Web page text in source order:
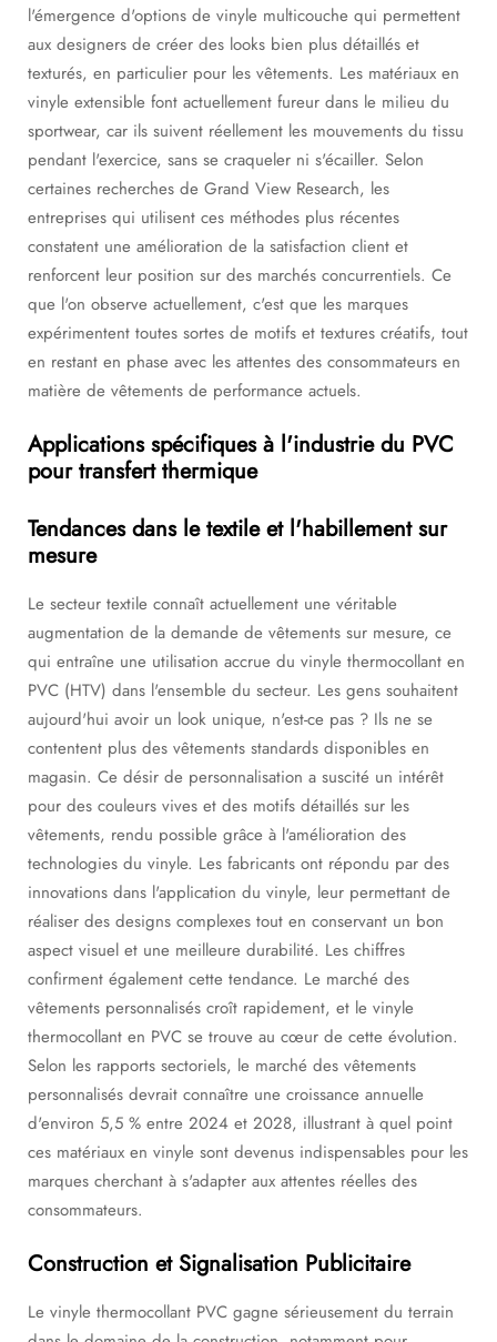
l'émergence d'options de vinyle multicouche qui permettent
aux designers de créer des looks bien plus détaillés et
texturés, en particulier pour les vêtements. Les matériaux en
vinyle extensible font actuellement fureur dans le milieu du
sportwear, car ils suivent réellement les mouvements du tissu
pendant l'exercice, sans se craqueler ni s'écailler. Selon
certaines recherches de Grand View Research, les
entreprises qui utilisent ces méthodes plus récentes
constatent une amélioration de la satisfaction client et
renforcent leur position sur des marchés concurrentiels. Ce
que l'on observe actuellement, c'est que les marques
expérimentent toutes sortes de motifs et textures créatifs, tout
en restant en phase avec les attentes des consommateurs en
matière de vêtements de performance actuels.
Applications spécifiques à l'industrie du PVC
pour transfert thermique
Tendances dans le textile et l'habillement sur
mesure
Le secteur textile connaît actuellement une véritable
augmentation de la demande de vêtements sur mesure, ce
qui entraîne une utilisation accrue du vinyle thermocollant en
PVC (HTV) dans l'ensemble du secteur. Les gens souhaitent
aujourd'hui avoir un look unique, n'est-ce pas ? Ils ne se
contentent plus des vêtements standards disponibles en
magasin. Ce désir de personnalisation a suscité un intérêt
pour des couleurs vives et des motifs détaillés sur les
vêtements, rendu possible grâce à l'amélioration des
technologies du vinyle. Les fabricants ont répondu par des
innovations dans l'application du vinyle, leur permettant de
réaliser des designs complexes tout en conservant un bon
aspect visuel et une meilleure durabilité. Les chiffres
confirment également cette tendance. Le marché des
vêtements personnalisés croît rapidement, et le vinyle
thermocollant en PVC se trouve au cœur de cette évolution.
Selon les rapports sectoriels, le marché des vêtements
personnalisés devrait connaître une croissance annuelle
d'environ 5,5 % entre 2024 et 2028, illustrant à quel point
ces matériaux en vinyle sont devenus indispensables pour les
marques cherchant à s'adapter aux attentes réelles des
consommateurs.
Construction et Signalisation Publicitaire
Le vinyle thermocollant PVC gagne sérieusement du terrain